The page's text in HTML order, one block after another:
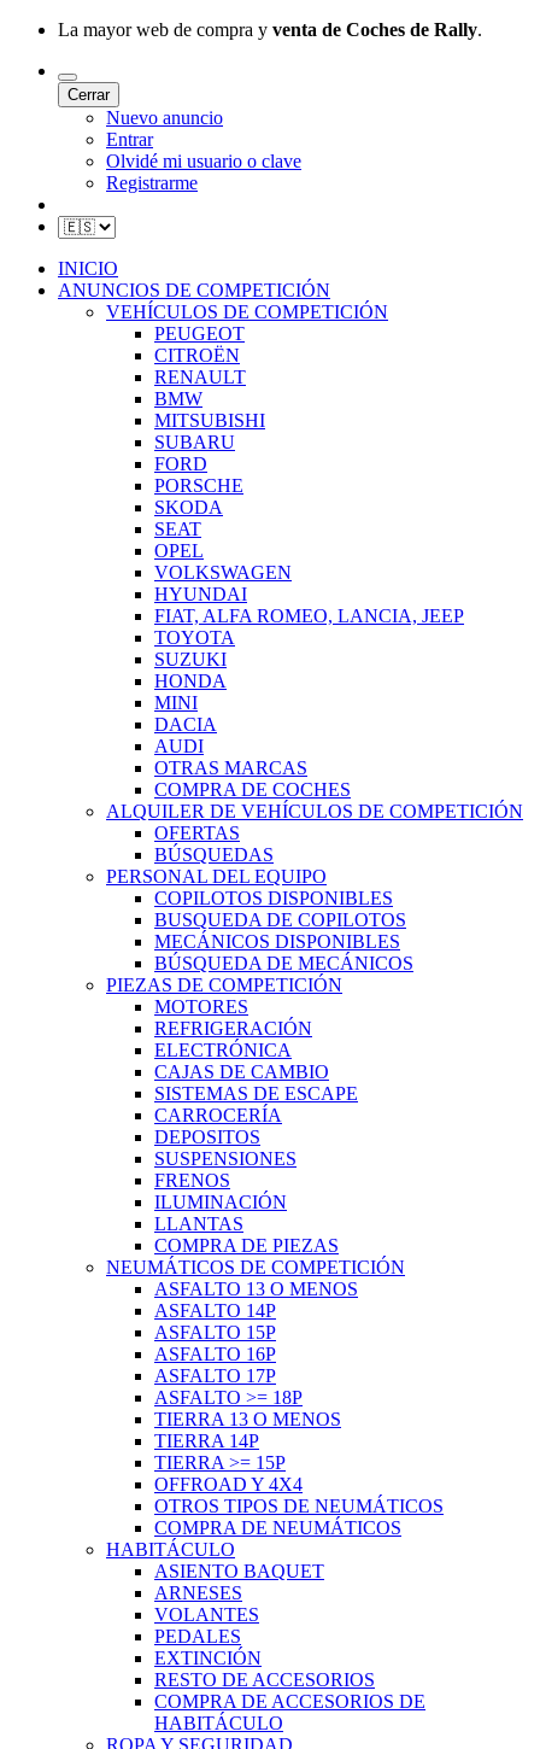
La mayor web de compra y venta de Coches de Rally.
Cerrar
Nuevo anuncio
Entrar
Olvidé mi usuario o clave
Registrarme
INICIO
ANUNCIOS DE COMPETICIÓN
VEHÍCULOS DE COMPETICIÓN
PEUGEOT
CITROËN
RENAULT
BMW
MITSUBISHI
SUBARU
FORD
PORSCHE
SKODA
SEAT
OPEL
VOLKSWAGEN
HYUNDAI
FIAT, ALFA ROMEO, LANCIA, JEEP
TOYOTA
SUZUKI
HONDA
MINI
DACIA
AUDI
OTRAS MARCAS
COMPRA DE COCHES
ALQUILER DE VEHÍCULOS DE COMPETICIÓN
OFERTAS
BÚSQUEDAS
PERSONAL DEL EQUIPO
COPILOTOS DISPONIBLES
BUSQUEDA DE COPILOTOS
MECÁNICOS DISPONIBLES
BÚSQUEDA DE MECÁNICOS
PIEZAS DE COMPETICIÓN
MOTORES
REFRIGERACIÓN
ELECTRÓNICA
CAJAS DE CAMBIO
SISTEMAS DE ESCAPE
CARROCERÍA
DEPOSITOS
SUSPENSIONES
FRENOS
ILUMINACIÓN
LLANTAS
COMPRA DE PIEZAS
NEUMÁTICOS DE COMPETICIÓN
ASFALTO 13 O MENOS
ASFALTO 14P
ASFALTO 15P
ASFALTO 16P
ASFALTO 17P
ASFALTO >= 18P
TIERRA 13 O MENOS
TIERRA 14P
TIERRA >= 15P
OFFROAD Y 4X4
OTROS TIPOS DE NEUMÁTICOS
COMPRA DE NEUMÁTICOS
HABITÁCULO
ASIENTO BAQUET
ARNESES
VOLANTES
PEDALES
EXTINCIÓN
RESTO DE ACCESORIOS
COMPRA DE ACCESORIOS DE
HABITÁCULO
ROPA Y SEGURIDAD